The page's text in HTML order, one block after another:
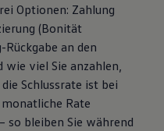
Optionen: Zahlung
(Bonität
an den
wie viel Sie anzahlen,
Schlussrate ist bei
Rate
so bleiben Sie während